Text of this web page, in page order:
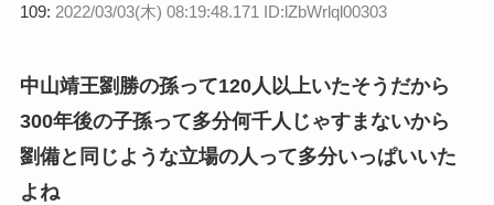
109: 2022/03/03(木) 08:19:48.171 ID:lZbWrlql00303
中山靖王劉勝の孫って120人以上いたそうだから
300年後の子孫って多分何千人じゃすまないから
劉備と同じような立場の人って多分いっぱいいた
よね